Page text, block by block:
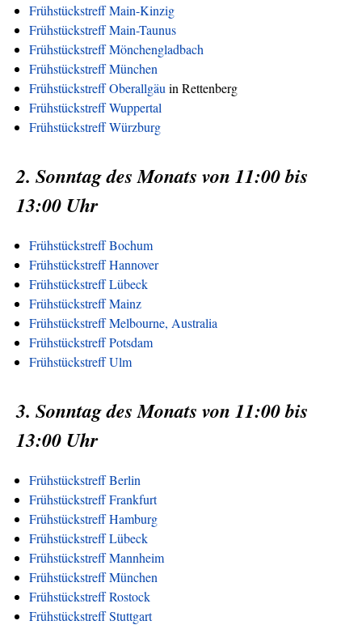
Frühstückstreff Main-Kinzig
Frühstückstreff Main-Taunus
Frühstückstreff Mönchengladbach
Frühstückstreff München
Frühstückstreff Oberallgäu in Rettenberg
Frühstückstreff Wuppertal
Frühstückstreff Würzburg
2. Sonntag des Monats von 11:00 bis
13:00 Uhr
Frühstückstreff Bochum
Frühstückstreff Hannover
Frühstückstreff Lübeck
Frühstückstreff Mainz
Frühstückstreff Melbourne, Australia
Frühstückstreff Potsdam
Frühstückstreff Ulm
3. Sonntag des Monats von 11:00 bis
13:00 Uhr
Frühstückstreff Berlin
Frühstückstreff Frankfurt
Frühstückstreff Hamburg
Frühstückstreff Lübeck
Frühstückstreff Mannheim
Frühstückstreff München
Frühstückstreff Rostock
Frühstückstreff Stuttgart